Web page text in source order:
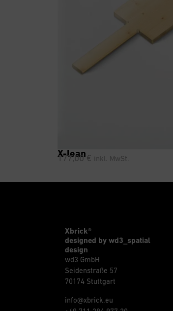
X-lean
177,00€ inkl. MwSt.
Xbrick®
designed by wd3_spatial
design
wd3 GmbH
Seidenstraße 57
70174 Stuttgart
info@xbrick.eu